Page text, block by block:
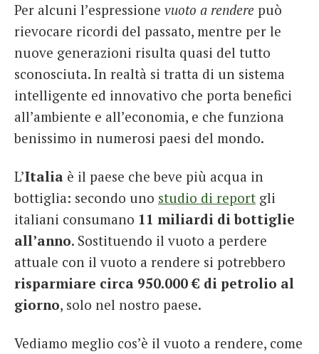
Per alcuni l’espressione vuoto a rendere può
rievocare ricordi del passato, mentre per le
nuove generazioni risulta quasi del tutto
sconosciuta. In realtà si tratta di un sistema
intelligente ed innovativo che porta benefici
all’ambiente e all’economia, e che funziona
benissimo in numerosi paesi del mondo.
L’Italia è il paese che beve più acqua in
bottiglia: secondo uno studio di report gli
italiani consumano 11 miliardi di bottiglie
all’anno. Sostituendo il vuoto a perdere
attuale con il vuoto a rendere si potrebbero
risparmiare circa 950.000 € di petrolio al
giorno, solo nel nostro paese.
Vediamo meglio cos’è il vuoto a rendere, come